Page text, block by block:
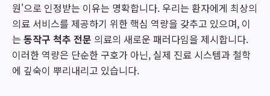
원'으로 인정받는 이유는 명확합니다. 우리는 환자에게 최상의
의료 서비스를 제공하기 위한 핵심 역량을 갖추고 있으며, 이
는 동작구 척추 전문 의료의 새로운 패러다임을 제시합니다.
이러한 역량은 단순한 구호가 아닌, 실제 진료 시스템과 철학
에 깊숙이 뿌리내리고 있습니다.